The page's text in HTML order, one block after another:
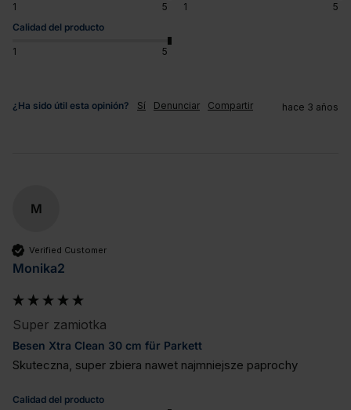
1 5 1
5
Calidad del producto
1 5
¿Ha sido útil esta opinión? Sí Denunciar Compartir hace 3 años
M
Verified Customer
Monika2
Super zamiotka
Besen Xtra Clean 30 cm für Parkett
Skuteczna, super zbiera nawet najmniejsze paprochy
Calidad del producto